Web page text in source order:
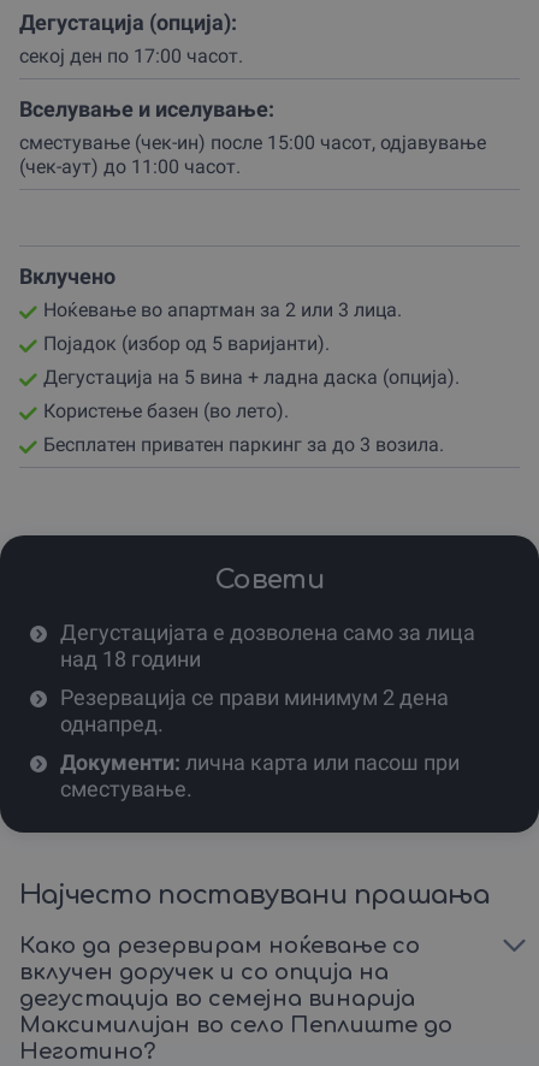
За вечерите, можеш да нарачаш пица (со доплата) и
да се опуштиш во дворот со чаша вино.
Дегустацијата (опциjа) започнува после 17 часот и
вклучува 5 различни видови вино, ладна даска со
македонски кашкавали и пршути, и прошетка низ
винаријата каде што ќе дознаеш како се раѓа секоја
капка од оваа магија.
дегустација.
Резервацијата е едноставна – потребни се само два
дена однапред.
Сместувањето започнува после 15:00 часот, а се
одјавуваш до 11:00 часот.
Доколку патуваш со автомобил – има бесплатен
Подари вино, природа и мир – подари доживување!
Ако бараш автентичен подарок што ќе остане во
Резервирај ваучер за себе или подари го некому што
го заслужува ова прекрасно бегство од реалноста.
Избери од понудените опции и дозволи му на виното
да ја раскаже својата приказна.
Дегустација (опција):
секој ден по 17:00 часот.
Вселување и иселување:
сместување (чек-ин) после 15:00 часот, одјавување
(чек-аут) до 11:00 часот.
Вклучено
Ноќевање во апартман за 2 или 3 лица.
Појадок (избор од 5 варијанти).
Дегустација на 5 вина + ладна даска (опциjа).
Користење базен (во лето).
Бесплатен приватен паркинг за до 3 возила.
Совети
Дегустацијата е дозволена само за лица
над 18 години
Резервација се прави минимум 2 дена
однапред.
Документи: лична карта или пасош при
сместување.
Најчесто поставувани прашања
Како да резервирам ноќевање со
вклучен доручек и со опција на
дегустација во семејна винарија
Максимилијан во село Пеплиште до
Неготино?